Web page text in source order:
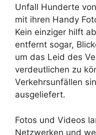
Unfall Hunderte
mit ihren Handy
Kein einziger hilft
entfernt sogar,
um das Leid des
verdeutlichen zu
Verkehrsunfällen
ausgeliefert.
Fotos und Videos
Netzwerken und